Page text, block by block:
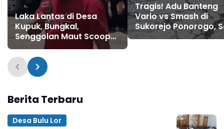
Laka Lantas di Desa
Kupuk, Bungkal,
Senggolan Maut Scoopy
vs Sepeda Ontel,
Seorang Guru Meninggal
Dunia
Tragis! Adu Banteng
Vario vs Smash di
Sukorejo Ponorogo,
Pengendara Tewas di
Berita Terbaru
Desa Bulu Lor